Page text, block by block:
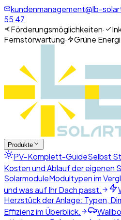
kundenmanagement@lb-
55 47
Förderungsmöglichkeiten·
Fernstörwartung· Grüne
Produkte
PV-Komplett-GuideSelbst
Kosten und Ablauf der eigenen
SolarmoduleModultypen im
und was auf Ihr Dach passt.
Herzstück der Anlage: Typen,
Effizienz im Überblick.